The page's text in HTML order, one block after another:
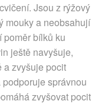
Jsou z rýžový
mouky a neobsahují
bílků ku
ještě navyšuje,
a zvyšuje pocit
správnou
zvyšovat pocit